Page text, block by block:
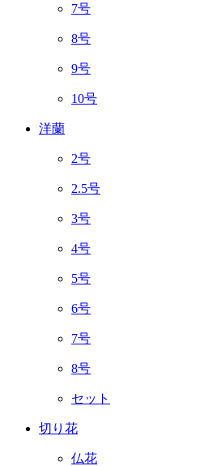
7号
8号
9号
10号
洋蘭
2号
2.5号
3号
4号
5号
6号
7号
8号
セット
切り花
仏花